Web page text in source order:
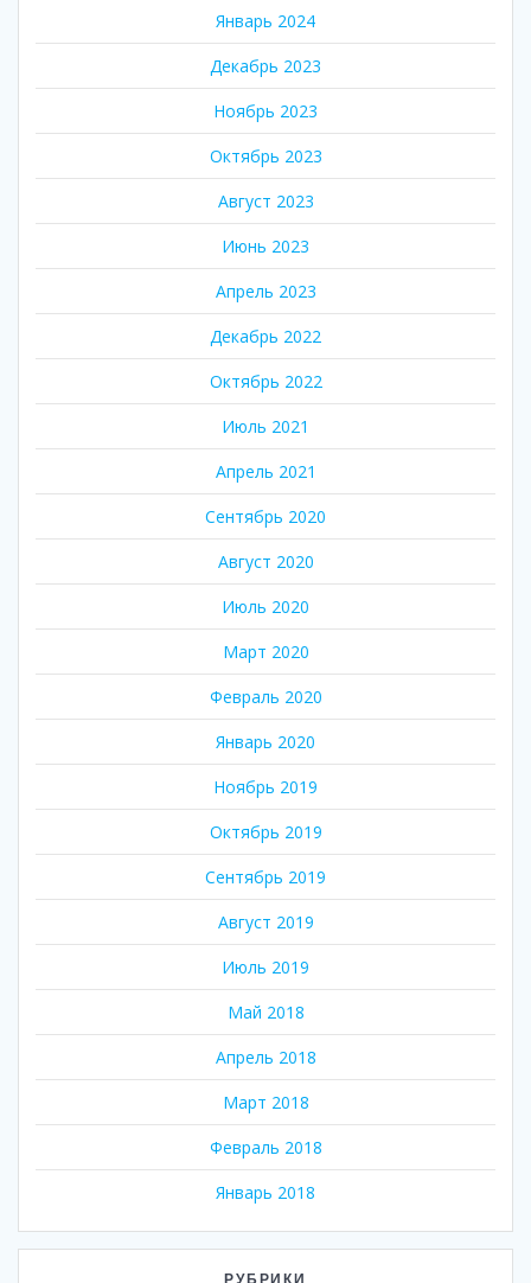
Январь 2024
Декабрь 2023
Ноябрь 2023
Октябрь 2023
Август 2023
Июнь 2023
Апрель 2023
Декабрь 2022
Октябрь 2022
Июль 2021
Апрель 2021
Сентябрь 2020
Август 2020
Июль 2020
Март 2020
Февраль 2020
Январь 2020
Ноябрь 2019
Октябрь 2019
Сентябрь 2019
Август 2019
Июль 2019
Май 2018
Апрель 2018
Март 2018
Февраль 2018
Январь 2018
РУБРИКИ